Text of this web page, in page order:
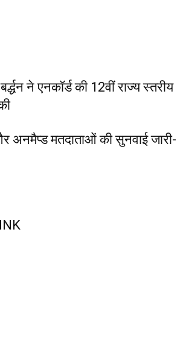
ने एनकॉर्ड की 12वीं राज्य स्तरीय
अनमैप्ड मतदाताओं की सुनवाई जारी-